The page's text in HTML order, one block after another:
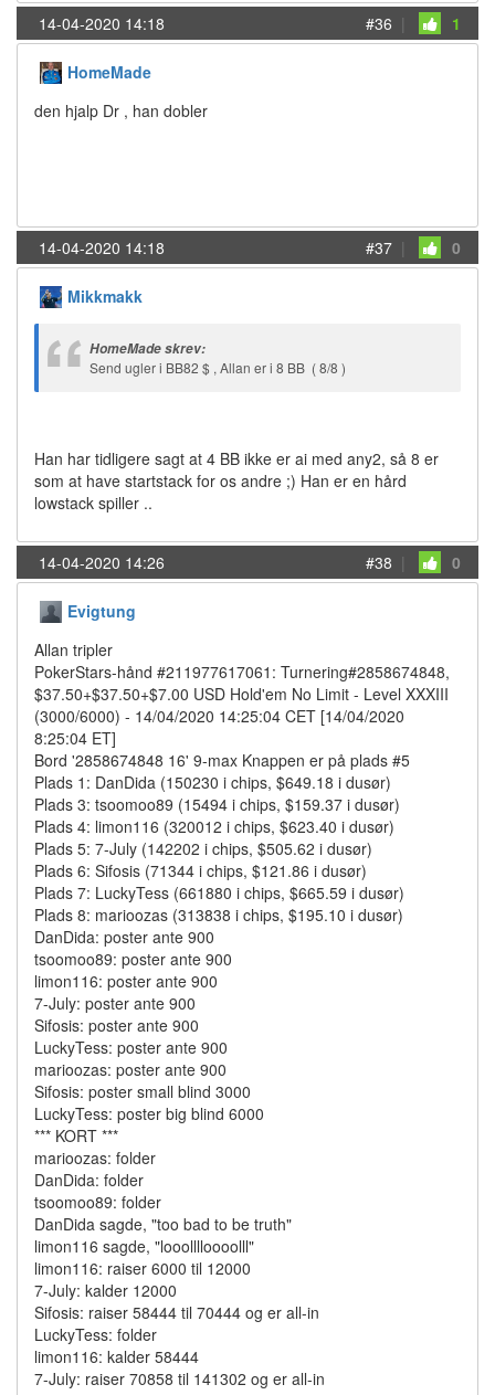
14-04-2020 14:18 #36 | 1
HomeMade
den hjalp Dr , han dobler
14-04-2020 14:18 #37 | 0
Mikkmakk
HomeMade skrev:
Send ugler i BB82 $ , Allan er i 8 BB ( 8/8 )
Han har tidligere sagt at 4 BB ikke er ai med any2, så 8 er
som at have startstack for os andre ;) Han er en hård
lowstack spiller ..
14-04-2020 14:26 #38 | 0
Evigtung
Allan tripler
PokerStars-hånd #211977617061: Turnering#2858674848,
$37.50+$37.50+$7.00 USD Hold'em No Limit - Level XXXIII
(3000/6000) - 14/04/2020 14:25:04 CET [14/04/2020
8:25:04 ET]
Bord '2858674848 16' 9-max Knappen er på plads #5
Plads 1: DanDida (150230 i chips, $649.18 i dusør)
Plads 3: tsoomoo89 (15494 i chips, $159.37 i dusør)
Plads 4: limon116 (320012 i chips, $623.40 i dusør)
Plads 5: 7-July (142202 i chips, $505.62 i dusør)
Plads 6: Sifosis (71344 i chips, $121.86 i dusør)
Plads 7: LuckyTess (661880 i chips, $665.59 i dusør)
Plads 8: marioozas (313838 i chips, $195.10 i dusør)
DanDida: poster ante 900
tsoomoo89: poster ante 900
limon116: poster ante 900
7-July: poster ante 900
Sifosis: poster ante 900
LuckyTess: poster ante 900
marioozas: poster ante 900
Sifosis: poster small blind 3000
LuckyTess: poster big blind 6000
*** KORT ***
marioozas: folder
DanDida: folder
tsoomoo89: folder
DanDida sagde, "too bad to be truth"
limon116 sagde, "looolllloooolll"
limon116: raiser 6000 til 12000
7-July: kalder 12000
Sifosis: raiser 58444 til 70444 og er all-in
LuckyTess: folder
limon116: kalder 58444
7-July: raiser 70858 til 141302 og er all-in